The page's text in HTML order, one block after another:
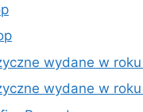
wydane w roku
wydane w roku